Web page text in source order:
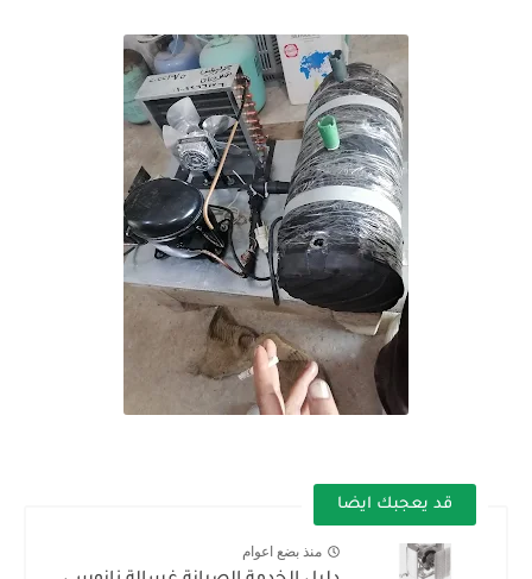
قد يعجبك ايضا
منذ بضع اعوام